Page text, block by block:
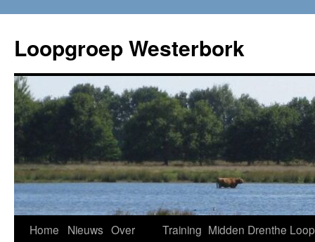
Loopgroep Westerbork
Home Nieuws Over
Training Midden Drenthe Loop